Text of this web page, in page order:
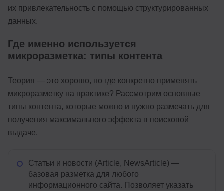
их привлекательность с помощью структурированных
данных.
Где именно используется
микроразметка: типы контента
Теория — это хорошо, но где конкретно применять
микроразметку на практике? Рассмотрим основные
типы контента, которые можно и нужно размечать для
получения максимального эффекта в поисковой
выдаче.
Статьи и новости (Article, NewsArticle) —
базовая разметка для любого
информационного сайта. Позволяет указать